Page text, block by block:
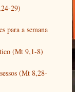
29)
para a semana
(Mt 9,1-8)
(Mt 8,28-